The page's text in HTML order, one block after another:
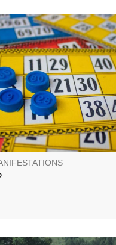
au gîte la Chambrette !!
autour d'un apéro dinatoire